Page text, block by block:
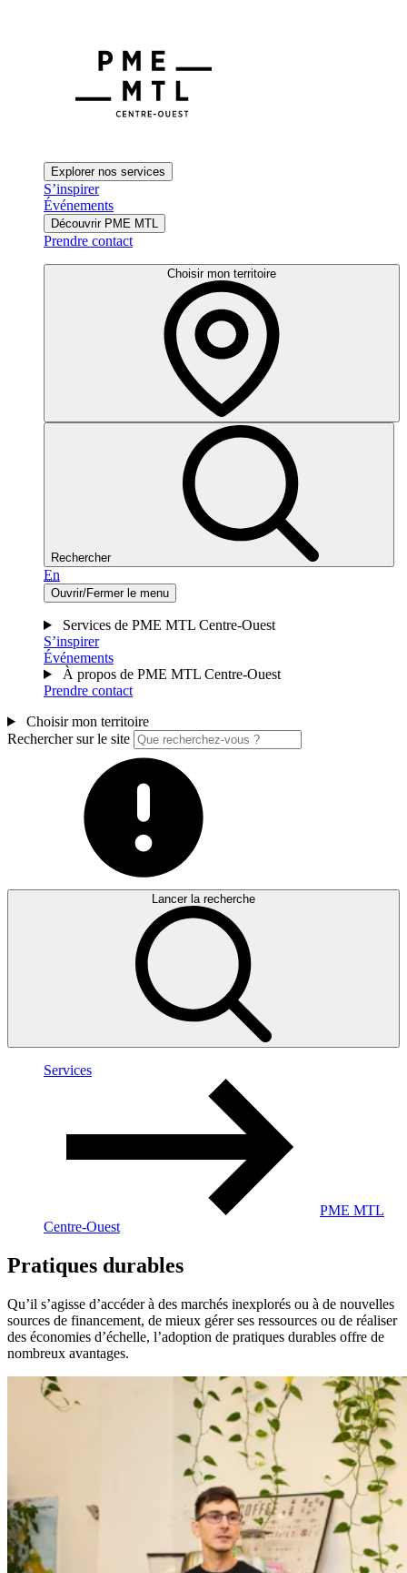
Explorer nos services
S’inspirer
Événements
Découvrir PME MTL
Prendre contact
Choisir mon territoire
Rechercher
En
Ouvrir/Fermer le menu
Services de PME MTL Centre-Ouest
S’inspirer
Événements
À propos de PME MTL Centre-Ouest
Prendre contact
Choisir mon territoire
Rechercher sur le site
Lancer la recherche
Services
PME MTL
Centre-Ouest
Pratiques durables
Qu’il s’agisse d’accéder à des marchés inexplorés ou à de nouvelles
sources de financement, de mieux gérer ses ressources ou de réaliser
des économies d’échelle, l’adoption de pratiques durables offre de
nombreux avantages.